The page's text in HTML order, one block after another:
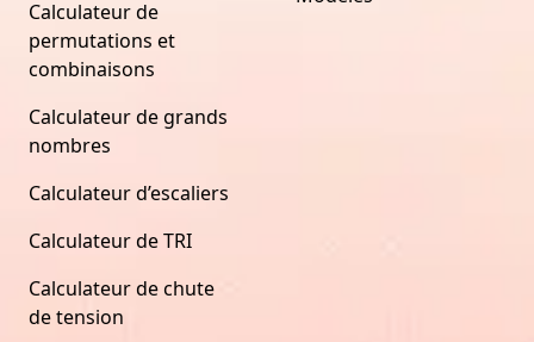
Calculateur de
permutations et
combinaisons
Calculateur de grands
nombres
Calculateur d’escaliers
Calculateur de TRI
Calculateur de chute
de tension